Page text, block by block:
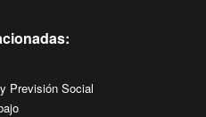
Previsión Social